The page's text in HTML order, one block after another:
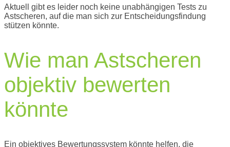
Aktuell gibt es leider noch keine unabhängigen Tests zu
Astscheren, auf die man sich zur Entscheidungsfindung
stützen könnte.
Wie man Astscheren
objektiv bewerten
könnte
Ein objektives Bewertungssystem könnte helfen, die